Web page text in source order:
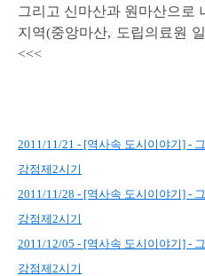
그리고 신마산과 원마산으로
지역(중앙마산, 도립의료원
<<<
2011/11/21 - [역사속 도시이야기] -
강점제2시기
2011/11/28 - [역사속 도시이야기] -
강점제2시기
2011/12/05 - [역사속 도시이야기] -
강점제2시기